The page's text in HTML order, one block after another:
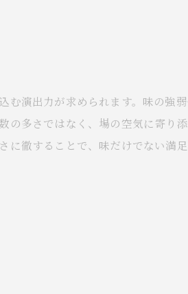
演出力が求められます。味の強
の多さではなく、場の空気に寄り
徹することで、味だけでない満